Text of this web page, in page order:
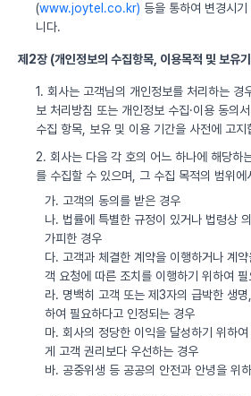
(www.joytel.co.kr) 등을 통하여 변경시
니다.
제2장 (개인정보의 수집항목, 이용목적 및 보유
1. 회사는 고객님의 개인정보를 처리하는 경
보 처리방침 또는 개인정보 수집·이용 동의
수집 항목, 보유 및 이용 기간을 사전에 고지
2. 회사는 다음 각 호의 어느 하나에 해당하
를 수집할 수 있으며, 그 수집 목적의 범위에
가. 고객의 동의를 받은 경우
나. 법률에 특별한 규정이 있거나 법령상
가피한 경우
다. 고객과 체결한 계약을 이행하거나 계
객 요청에 따른 조치를 이행하기 위하여
라. 명백히 고객 또는 제3자의 급박한 생
하여 필요하다고 인정되는 경우
마. 회사의 정당한 이익을 달성하기 위하
게 고객 권리보다 우선하는 경우
바. 공중위생 등 공공의 안전과 안녕을 위